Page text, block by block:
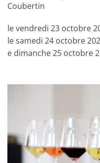
Coubertin
le vendredi 23 octobre
le samedi 24 octobre
e dimanche 25 octobre